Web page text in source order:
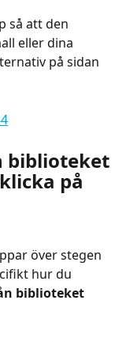
så att den
eller dina
på sidan
biblioteket
på
över stegen
hur du
biblioteket